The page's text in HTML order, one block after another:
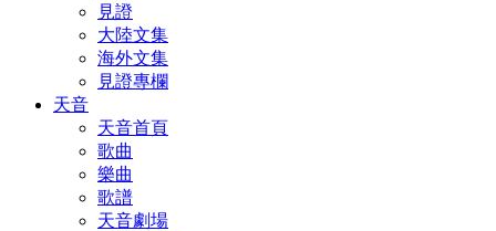
見證
大陸文集
海外文集
見證專欄
天音
天音首頁
歌曲
樂曲
歌譜
天音劇場